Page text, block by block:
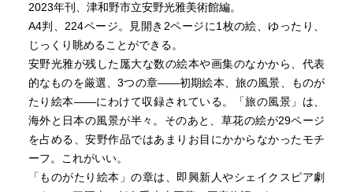
2023年刊、津和野市立安野光雅美術館編。
A4判、224ページ。見開き2ページに1枚の絵、ゆったり、
じっくり眺めることができる。
安野光雅が残した厖大な数の絵本や画集のなかから、代表
的なものを厳選、3つの章――初期絵本、旅の風景、ものが
たり絵本――にわけて収録されている。「旅の風景」は、
海外と日本の風景が半々。そのあと、草花の絵が29ページ
を占める、安野作品ではあまりお目にかからなかったモチ
ーフ。これがいい。
「ものがたり絵本」の章は、即興新人やシェイクスピア劇